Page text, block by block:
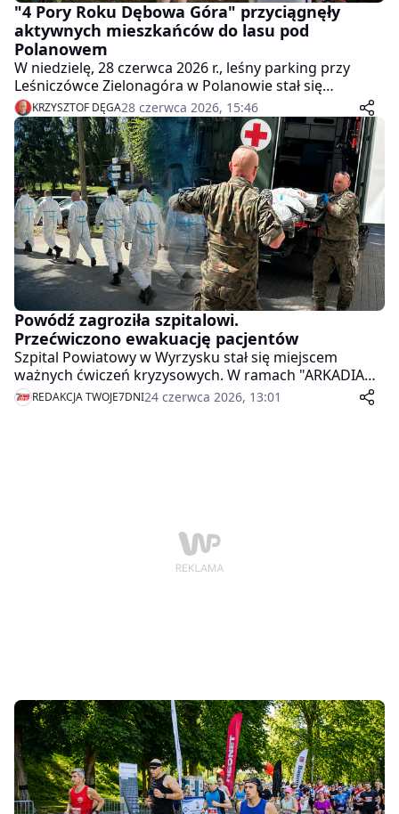
"4 Pory Roku Dębowa Góra" przyciągnęły
aktywnych mieszkańców do lasu pod
Polanowem
W niedzielę, 28 czerwca 2026 r., leśny parking przy
Leśniczówce Zielonagóra w Polanowie stał się
miejscem letniej odsłony cyklu sportowego "4 Pory
Roku Dębowa Góra". Wydarzenie zorganizował
Ośrodek Sportu i Rekreacji w Wyrzysku, oferując
uczestnikom trzy formy aktywności: bieg, marsz
Nordic Walking oraz rajd rowerowy.
KRZYSZTOF DĘGA28 czerwca 2026, 15:46
Powódź zagroziła szpitalowi.
Przećwiczono ewakuację pacjentów
Szpital Powiatowy w Wyrzysku stał się miejscem
ważnych ćwiczeń kryzysowych. W ramach "ARKADIA
2026" służby sprawdzały procedury ewakuacji
pacjentów i współpracy podczas zagrożenia
REDAKCJA TWOJE7DNI24 czerwca 2026, 13:01